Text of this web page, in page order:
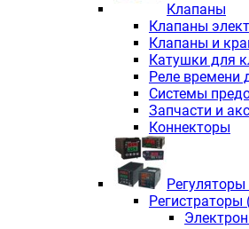
Клапаны
Клапаны
Клапаны и
Катушки для
Реле времени
Системы
Запчасти и
Коннекторы